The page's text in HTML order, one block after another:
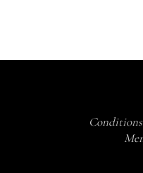
Conditions